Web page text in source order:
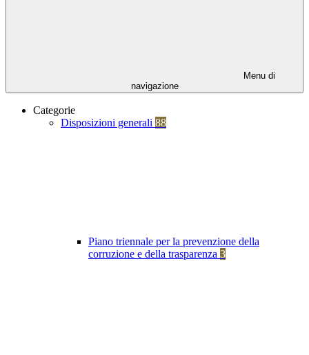
Menu di
navigazione
Categorie
Disposizioni generali 88
Piano triennale per la prevenzione della
corruzione e della trasparenza 3